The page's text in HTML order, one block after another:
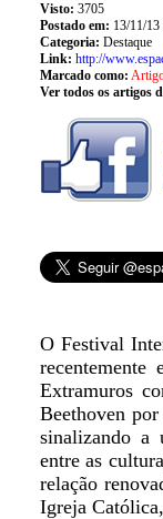
Visto: 3705
Postado em: 13/11/
Categoria: Destaque
Link: http://
Marcado como:
Ver todos os artigos
O Festival
recentemente
Extramuros
Beethoven
sinalizando a
entre as
relação
Igreja